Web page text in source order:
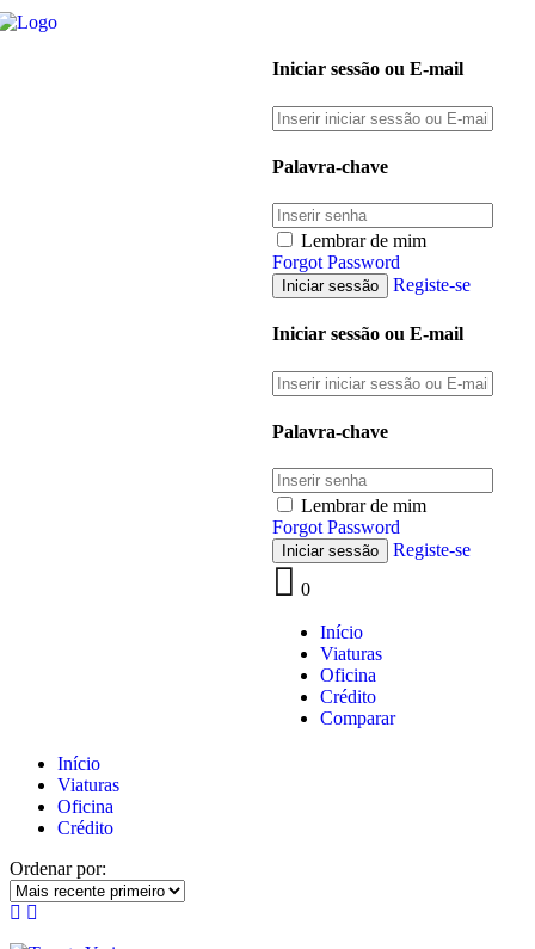
Iniciar sessão ou E-mail
Palavra-chave
Lembrar de mim
Forgot Password
Registe-se
Iniciar sessão ou E-mail
Palavra-chave
Lembrar de mim
Forgot Password
Registe-se
0
Início
Viaturas
Oficina
Crédito
Comparar
Início
Viaturas
Oficina
Crédito
Ordenar por: